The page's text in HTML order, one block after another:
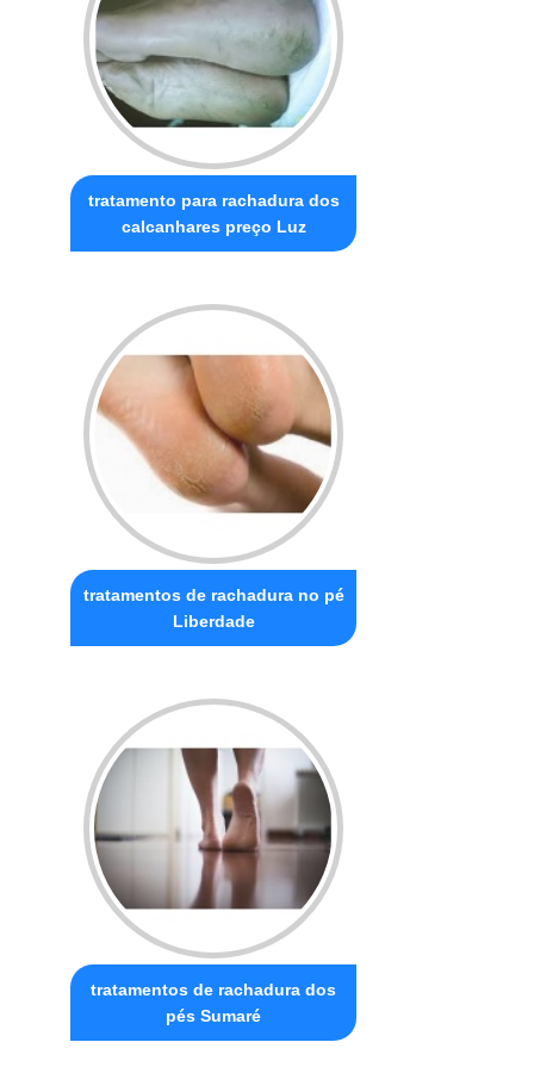
tratamento para rachadura dos
calcanhares preço Luz
tratamentos de rachadura no pé
Liberdade
tratamentos de rachadura dos
pés Sumaré